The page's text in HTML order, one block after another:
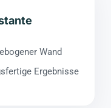
Wand
Ergebnisse